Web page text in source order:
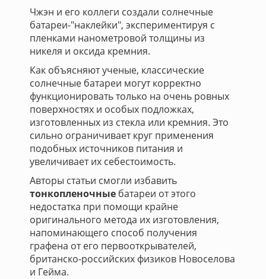
Чжэн и его коллеги создали солнечные
батареи-"наклейки", экспериментируя с
пленками нанометровой толщины из
никеля и оксида кремния.
Как объясняют ученые, классические
солнечные батареи могут корректно
функционировать только на очень ровных
поверхностях и особых подложках,
изготовленных из стекла или кремния. Это
сильно ограничивает круг применения
подобных источников питания и
увеличивает их себестоимость.
Авторы статьи смогли избавить
тонкопленочные батареи от этого
недостатка при помощи крайне
оригинального метода их изготовления,
напоминающего способ получения
графена от его первооткрывателей,
британско-российских физиков Новоселова
и Гейма.